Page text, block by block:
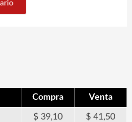
Compra Venta
39,10 41,50